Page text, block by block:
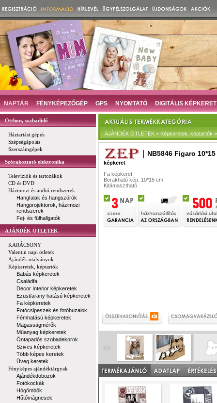
NAPTÁR FÉNYKÉPEZŐGÉP GPS NYOMTATÓ DIGITÁLIS KÉPKERET
Otthon, szabadidő
Háztartási gépek
Szépségápolás
Szerszámgépek
Szórakoztató elektronika
Televíziók és tartozákok
CD és DVD
Házimozi és audió rendszerek
Hangfalak és hangszórók
Hangprojektorok, házimozi
rendszerek
Fej- és fülhallgatók
AJÁNDÉK ÖTLETEK
KARÁCSONY
Valentin napi ötletek
Ajándék utalványok
Képkeretek, képtartók
Babás képkeretek
Családfa
Decor Interior képkeretek
Ezüst/arany hatású képkeretek
Fa képkeretek
Fotócsipeszek és fotóhuzalok
Fémhatású képkeretek
Magasságmérők
Műanyag képkeretek
Öntapadós szobadekorok
Szives képkeretek
Több képes keretek
Üveg keretek
Fényképes ajándéktárgyak
Ajándékdobozok
Fotókockák
Hógömbök
Hűtőmágnesek
AJÁNDÉK ÖTLETEK » Képkeretek, képtartók
NB5846 Figaro 10*15
képkeret
Fa képkeret
Berakható kép: 10*15 cm
Kitámasztható